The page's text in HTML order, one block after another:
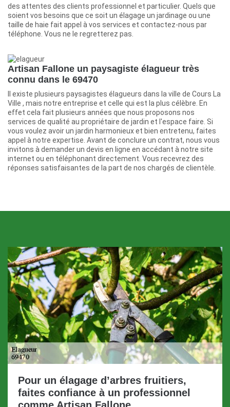
des attentes des clients professionnel et particulier. Quels que
soient vos besoins que ce soit un élagage un jardinage ou une
taille de haie fait appel à vos services et contactez-nous par
téléphone. Vous ne le regretterez pas.
Artisan Fallone un paysagiste élagueur très
connu dans le 69470
Il existe plusieurs paysagistes élagueurs dans la ville de Cours La
Ville , mais notre entreprise et celle qui est la plus célèbre. En
effet cela fait plusieurs années que nous proposons nos
services de qualité au propriétaire de jardin et l'espace faire. Si
vous voulez avoir un jardin harmonieux et bien entretenu, faites
appel à notre expertise. Avant de conclure un contrat, nous vous
invitons à demander un devis en ligne en accédant à notre site
internet ou en téléphonant directement. Vous recevrez des
réponses satisfaisantes de la part de nos chargés de clientèle.
Pour un élagage d’arbres fruitiers,
faites confiance à un professionnel